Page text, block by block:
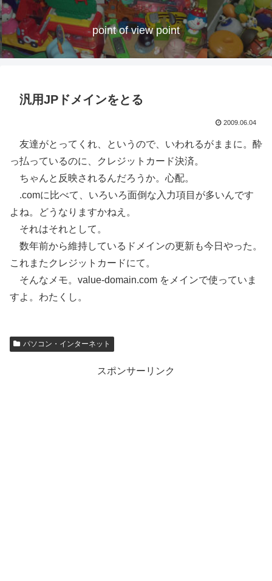
point of view point
汎用JPドメインをとる
2009.06.04
友達がとってくれ、というので、いわれるがままに。酔
っ払っているのに、クレジットカード決済。
ちゃんと反映されるんだろうか。心配。
.comに比べて、いろいろ面倒な入力項目が多いんです
よね。どうなりますかねえ。
それはそれとして。
数年前から維持しているドメインの更新も今日やった。
これまたクレジットカードにて。
そんなメモ。value-domain.com をメインで使っていま
すよ。わたくし。
パソコン・インターネット
スポンサーリンク